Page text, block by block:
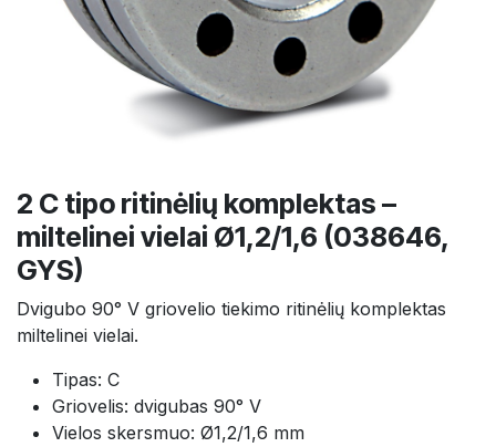
2 C tipo ritinėlių komplektas –
miltelinei vielai Ø1,2/1,6 (038646,
GYS)
Dvigubo 90° V griovelio tiekimo ritinėlių komplektas
miltelinei vielai.
Tipas: C
Griovelis: dvigubas 90° V
Vielos skersmuo: Ø1,2/1,6 mm